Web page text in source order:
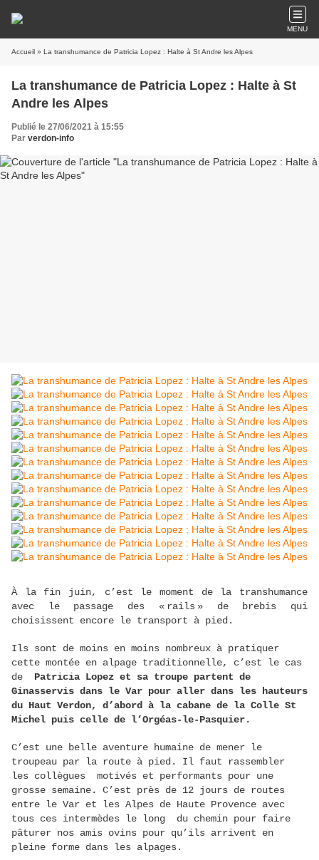
MENU
Accueil » La transhumance de Patricia Lopez : Halte à St Andre les Alpes
La transhumance de Patricia Lopez : Halte à St
Andre les Alpes
Publié le 27/06/2021 à 15:55
Par verdon-info
À la fin juin, c’est le moment de la transhumance
avec le passage des « rails » de brebis qui
choisissent encore le transport à pied.
Ils sont de moins en moins nombreux à pratiquer
cette montée en alpage traditionnelle, c’est le cas
de
Patricia Lopez et sa troupe partent de
Ginasservis dans le Var pour aller dans les hauteurs
du Haut Verdon, d’abord à la cabane de la Colle St
Michel puis celle de l’Orgéas-le-Pasquier.
C’est une belle aventure humaine de mener le
troupeau par la route à pied. Il faut rassembler
les collègues motivés et performants pour une
grosse semaine. C’est près de 12 jours de routes
entre le Var et les Alpes de Haute Provence avec
tous ces intermèdes le long du chemin pour faire
pâturer nos amis ovins pour qu’ils arrivent en
pleine forme dans les alpages.